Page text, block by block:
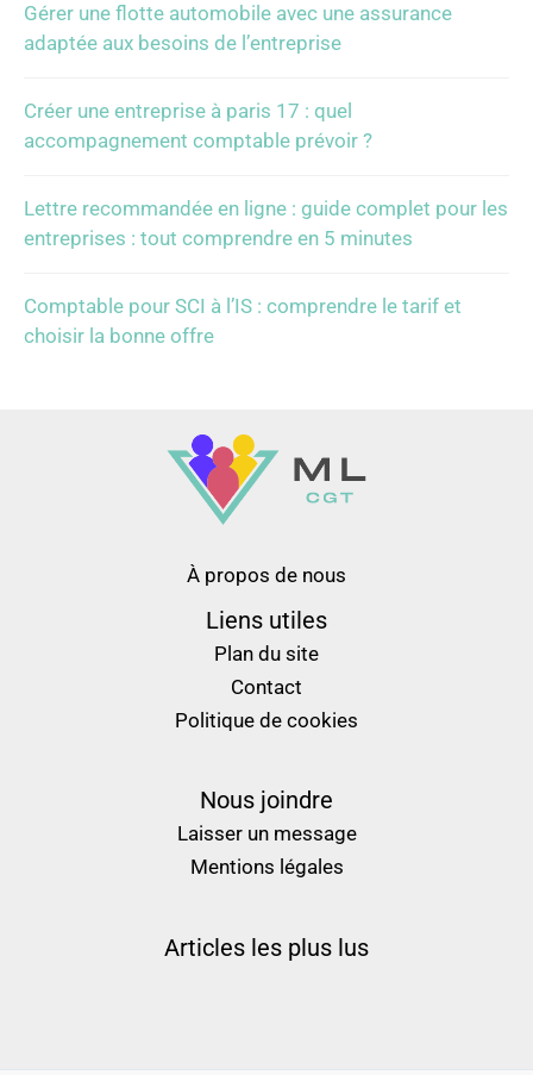
Gérer une flotte automobile avec une assurance
adaptée aux besoins de l’entreprise
Créer une entreprise à paris 17 : quel
accompagnement comptable prévoir ?
Lettre recommandée en ligne : guide complet pour les
entreprises : tout comprendre en 5 minutes
Comptable pour SCI à l’IS : comprendre le tarif et
choisir la bonne offre
À propos de nous
Liens utiles
Plan du site
Contact
Politique de cookies
Nous joindre
Laisser un message
Mentions légales
Articles les plus lus